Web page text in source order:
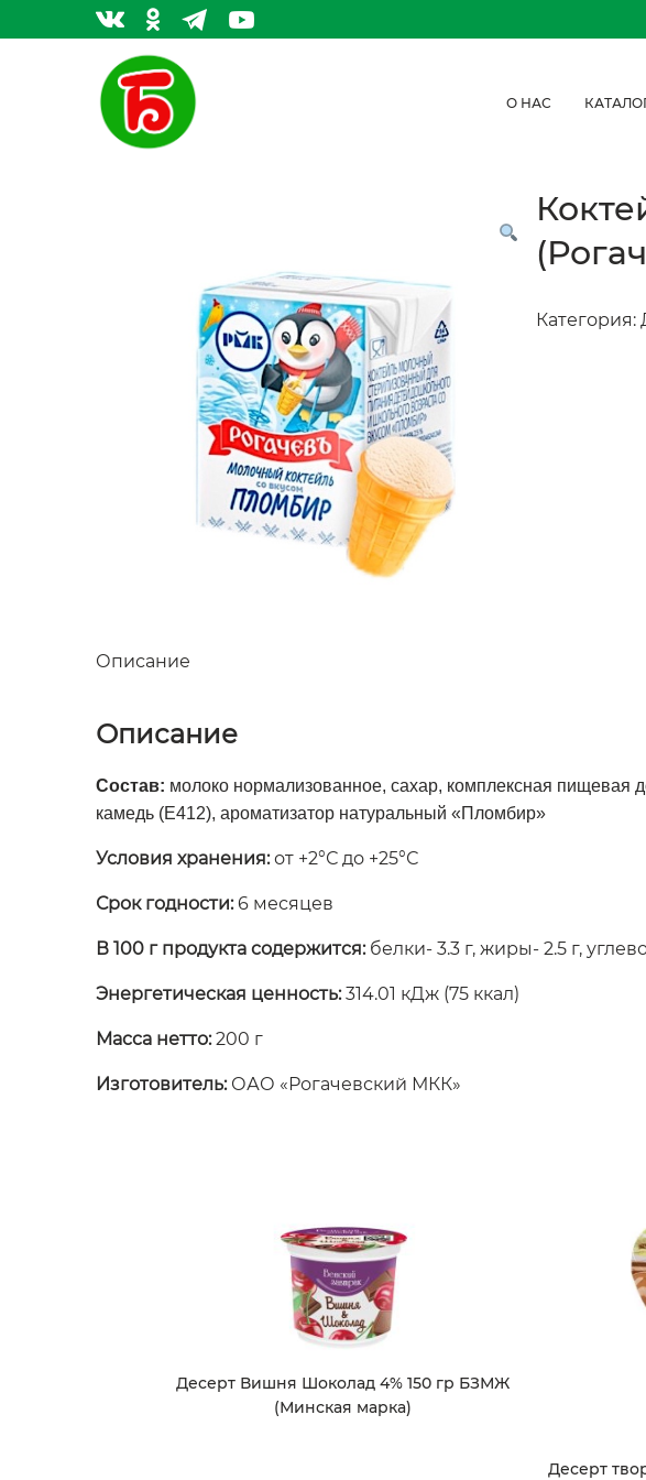
О НАС
Категория:
Описание
Описание
Состав: молоко нормализованное, сахар, комплексная пищевая
камедь (Е412), ароматизатор натуральный «Пломбир»
Условия хранения:от +2°С до +25°С
Срок годности:6 месяцев
В 100 г продукта содержится:белки- 3.3 г, жиры- 2.5 г,
Энергетическая ценность:314.01 кДж (75 ккал)
Масса нетто:200 г
Изготовитель:ОАО «Рогачевский МКК»
Десерт Вишня Шоколад 4% 150 гр БЗМЖ
(Минская марка)
Десерт